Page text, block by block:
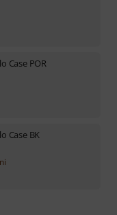
Case POR
Case BK